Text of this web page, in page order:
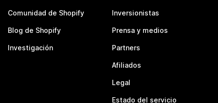
Comunidad de Shopify
Blog de Shopify
Investigación
Inversionistas
Prensa y medios
Partners
Afiliados
Legal
Estado del servicio